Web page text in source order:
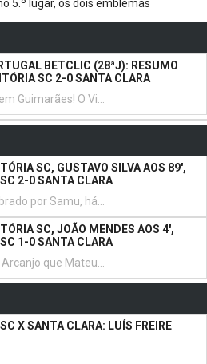
5.º lugar, os dois emblemas
BETCLIC (28ªJ): RESUMO
SC 2-0 SANTA CLARA
SC, GUSTAVO SILVA AOS 89',
2-0 SANTA CLARA
SC, JOÃO MENDES AOS 4',
1-0 SANTA CLARA
X SANTA CLARA: LUÍS FREIRE